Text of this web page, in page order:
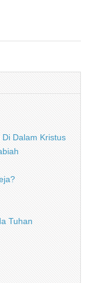
Dalam Kristus
Tuhan